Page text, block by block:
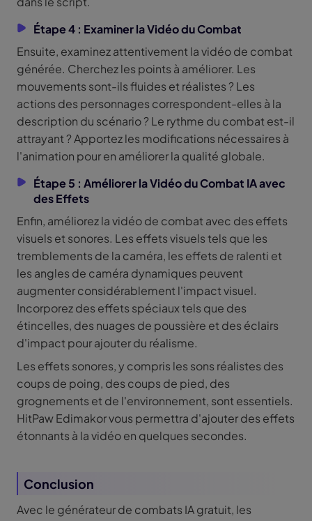
Étape 4 : Examiner la Vidéo du Combat
Ensuite, examinez attentivement la vidéo de combat
générée. Cherchez les points à améliorer. Les
mouvements sont-ils fluides et réalistes ? Les
actions des personnages correspondent-elles à la
description du scénario ? Le rythme du combat est-il
attrayant ? Apportez les modifications nécessaires à
l'animation pour en améliorer la qualité globale.
Étape 5 : Améliorer la Vidéo du Combat IA avec
des Effets
Enfin, améliorez la vidéo de combat avec des effets
visuels et sonores. Les effets visuels tels que les
tremblements de la caméra, les effets de ralenti et
les angles de caméra dynamiques peuvent
augmenter considérablement l'impact visuel.
Incorporez des effets spéciaux tels que des
étincelles, des nuages de poussière et des éclairs
d'impact pour ajouter du réalisme.
Les effets sonores, y compris les sons réalistes des
coups de poing, des coups de pied, des
grognements et de l'environnement, sont essentiels.
HitPaw Edimakor vous permettra d'ajouter des effets
étonnants à la vidéo en quelques secondes.
Conclusion
Avec le générateur de combats IA gratuit, les